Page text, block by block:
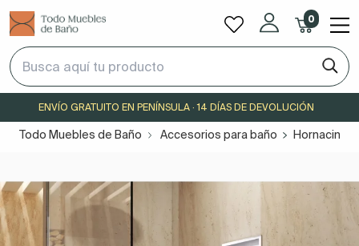
0
ENVÍO GRATUITO EN PENÍNSULA · 14 DÍAS DE DEVOLUCIÓN
Todo Muebles de Baño Accesorios para baño Hornacinas